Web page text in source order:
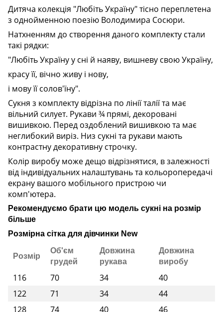
Дитяча колекція "Любіть Україну" тісно переплетена
з однойменною поезію Володимира Сосюри.
Натхненням до створення даного комплекту стали
такі рядки:
"Любіть Україну у сні й наяву, вишневу свою Україну,
красу її, вічно живу і нову,
і мову її солов'їну".
Сукня з комплекту відрізна по лінії талії та має
вільний силует. Рукави ¾ прямі, декоровані
вишивкою. Перед оздоблений вишивкою та має
неглибокий виріз. Низ сукні та рукави мають
контрастну декоративну строчку.
Колір виробу може дещо відрізнятися, в залежності
від індивідуальних налаштувань та кольоропередачі
екрану вашого мобільного пристрою чи
комп'ютера.
Рекомендуємо брати цю модель сукні на розмір
більше
Розмірна сітка для дівчинки New
Розмір
Об'єм
грудей
Довжина
рукава
Довжина
виробу
116 70 34
40
122
71 34
44
128
74 40
46